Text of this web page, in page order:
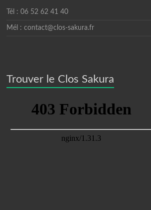
Tél : 06 52 62 41 40
Mél : contact@clos-sakura.fr
Trouver le Clos Sakura